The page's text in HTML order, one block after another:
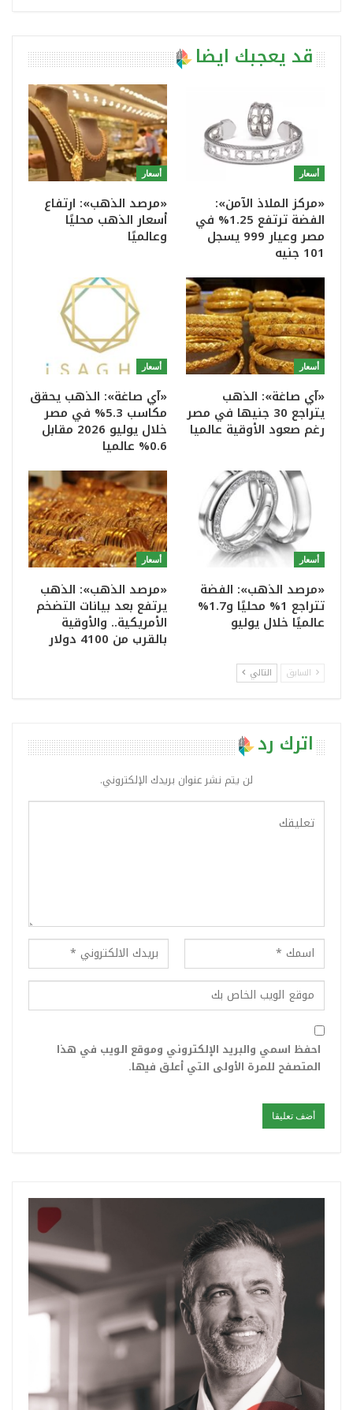
قد يعجبك ايضا
أسعار
«مركز الملاذ الآمن»:
الفضة ترتفع 1.25% في
مصر وعيار 999 يسجل
101 جنيه
أسعار
«مرصد الذهب»: ارتفاع
أسعار الذهب محليًا
وعالميًا
أسعار
«آي صاغة»: الذهب
يتراجع 30 جنيها في مصر
رغم صعود الأوقية عالميا
أسعار
«آي صاغة»: الذهب يحقق
مكاسب 5.3% في مصر
خلال يوليو 2026 مقابل
0.6% عالميا
أسعار
«مرصد الذهب»: الفضة
تتراجع 1% محليًا و1.7%
عالميًا خلال يوليو
أسعار
«مرصد الذهب»: الذهب
يرتفع بعد بيانات التضخم
الأمريكية.. والأوقية
بالقرب من 4100 دولار
السابق التالي
اترك رد
لن يتم نشر عنوان بريدك الإلكتروني.
احفظ اسمي والبريد الإلكتروني وموقع الويب في هذا
المتصفح للمرة الأولى التي أعلق فيها.